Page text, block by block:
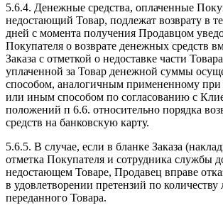
5.6.4. Денежные средства, оплаченные
недостающий Товар, подлежат возврату в
дней с момента получения Продавцом
Покупателя о возврате денежных средств
Заказа с отметкой о недоставке части
уплаченной за Товар денежной суммы
способом, аналогичным примененному при
или иным способом по согласованию с
положений п 6.6. относительно порядка
средств на банковскую карту.
5.6.5. В случае, если в бланке Заказа
отметка Покупателя и сотрудника службы
недостающем Товаре, Продавец вправе
в удовлетворении претензий по количеству
переданного Товара.